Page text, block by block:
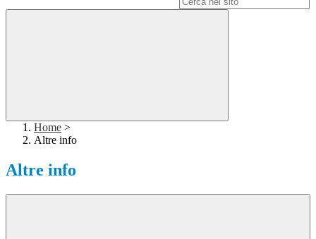
Home >
Altre info
Altre info